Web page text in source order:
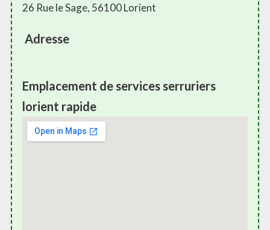
26 Rue le Sage, 56100 Lorient
Adresse
Emplacement de services serruriers
lorient rapide